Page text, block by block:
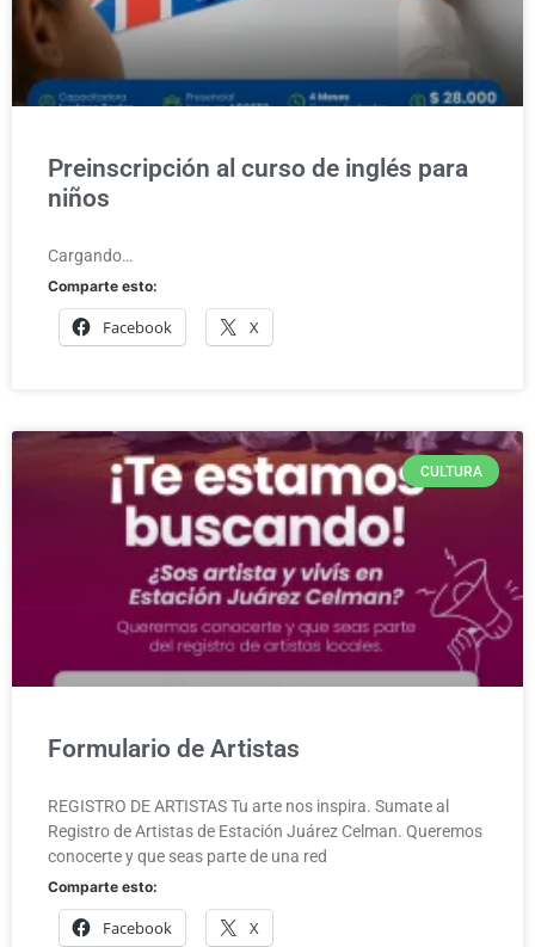
Preinscripción al curso de inglés para
niños
Cargando…
Comparte esto:
Facebook X
CULTURA
Formulario de Artistas
REGISTRO DE ARTISTAS Tu arte nos inspira. Sumate al
Registro de Artistas de Estación Juárez Celman. Queremos
conocerte y que seas parte de una red
Comparte esto:
Facebook X